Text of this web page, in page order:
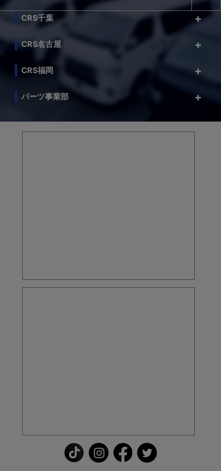
CRS千葉
CRS名古屋
CRS福岡
パーツ事業部